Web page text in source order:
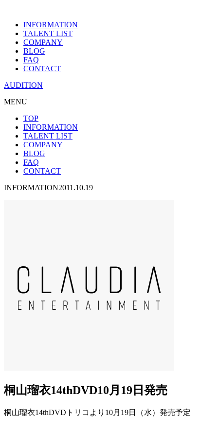
INFORMATION
TALENT LIST
COMPANY
BLOG
FAQ
CONTACT
AUDITION
MENU
TOP
INFORMATION
TALENT LIST
COMPANY
BLOG
FAQ
CONTACT
INFORMATION2011.10.19
桐山瑠衣14thDVD10月19日発売
桐山瑠衣14thDVDトリコより10月19日（水）発売予定